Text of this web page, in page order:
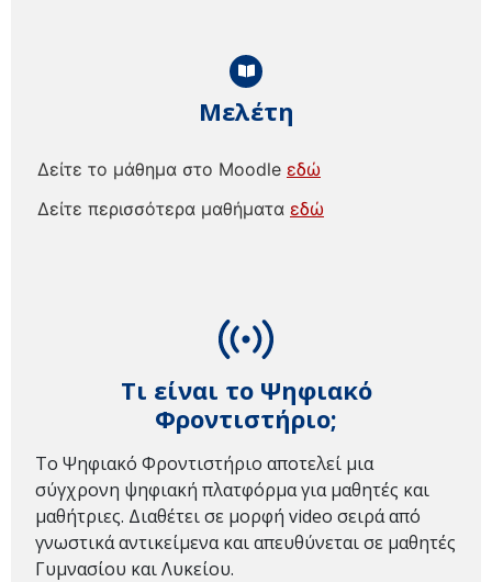
Τι είναι το Ψηφιακό
Φροντιστήριο;
Το Ψηφιακό Φροντιστήριο αποτελεί μια
σύγχρονη ψηφιακή πλατφόρμα για μαθητές και
μαθήτριες. Διαθέτει σε μορφή video σειρά από
γνωστικά αντικείμενα και απευθύνεται σε μαθητές
Γυμνασίου και Λυκείου.
Μελέτη
Δείτε το μάθημα στο Moodle εδώ
Δείτε περισσότερα μαθήματα εδώ